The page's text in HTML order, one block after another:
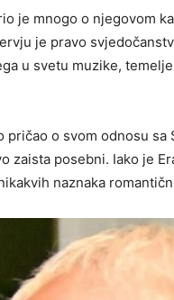
je mnogo o njegovom
je pravo
u svetu muzike,
o svom odnosu sa
zaista posebni. Iako je
naznaka